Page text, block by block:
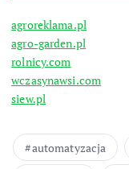
agroreklama.pl
agro-garden.pl
rolnicy.com
wczasynawsi.com
siew.pl
automatyzacja